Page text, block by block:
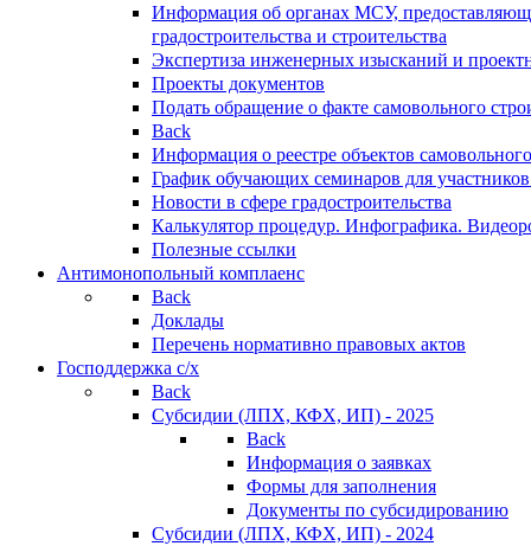
Информация об органах МСУ,
градостроительства и строительства
Экспертиза инженерных изысканий и
Проекты документов
Подать обращение о факте самовольного
Back
Информация о реестре объектов
График обучающих семинаров для участников
Новости в сфере градостроительства
Калькулятор процедур. Инфографика.
Полезные ссылки
Антимонопольный комплаенс
Back
Доклады
Перечень нормативно правовых актов
Господдержка с/х
Back
Субсидии (ЛПХ, КФХ, ИП) - 2025
Back
Информация о заявках
Формы для заполнения
Документы по субсидированию
Субсидии (ЛПХ, КФХ, ИП) - 2024